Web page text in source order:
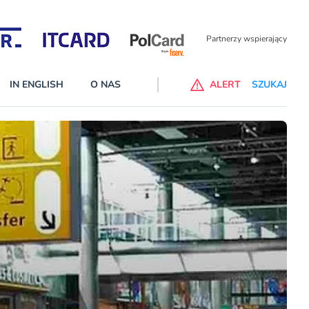
Partnerzy wspierający
do ChataGPT Go dla klientów Revoluta. Nowy benefit we
– Standard i Plus – z usługi będzie można korzsytać za
IN ENGLISH O NAS ALERT SZUKAJ